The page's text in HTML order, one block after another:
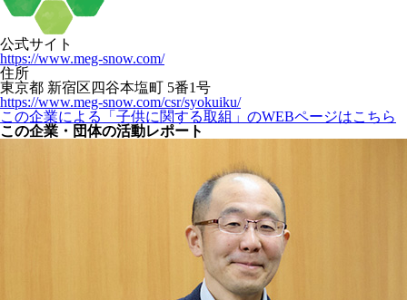
公式サイト
https://www.meg-snow.com/
住所
東京都 新宿区四谷本塩町 5番1号
https://www.meg-snow.com/csr/syokuiku/
この企業による「子供に関する取組」のWEBページはこちら
この企業・団体の活動レポート